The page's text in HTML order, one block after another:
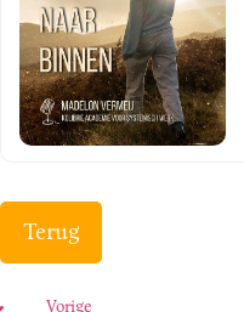
Terug
Vorige